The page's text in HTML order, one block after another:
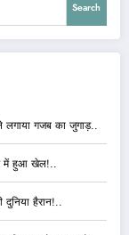
Search
लगाया गजब का जुगाड़..
में हुआ खेल!..
दुनिया हैरान!..